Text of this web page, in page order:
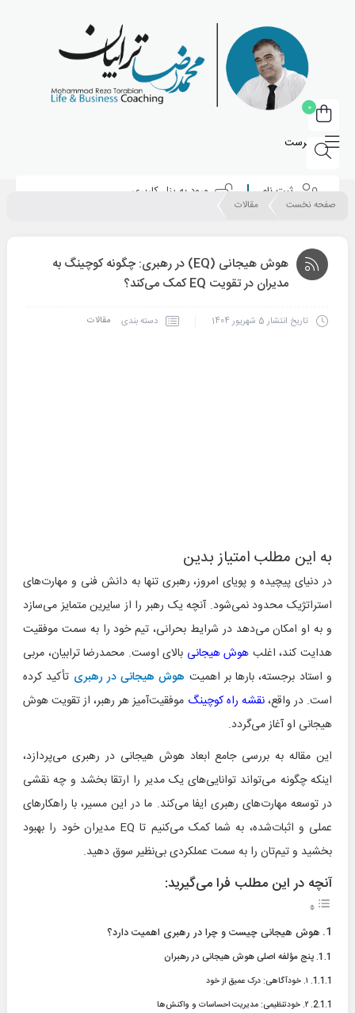
فهرست
ثبت نام ورود به پنل کاربری
0
صفحه نخست مقالات
هوش هیجانی (EQ) در رهبری: چگونه کوچینگ به
مدیران در تقویت EQ کمک می‌کند؟
تاریخ انتشار5 شهریور 1404 دسته بندی مقالات
به این مطلب امتیاز بدین
در دنیای پیچیده و پویای امروز، رهبری تنها به دانش فنی و مهارت‌های
استراتژیک محدود نمی‌شود. آنچه یک رهبر را از سایرین متمایز می‌سازد
و به او امکان می‌دهد در شرایط بحرانی، تیم خود را به سمت موفقیت
هدایت کند، اغلب هوش هیجانی بالای اوست. محمدرضا ترابیان، مربی
و استاد برجسته، بارها بر اهمیت هوش هیجانی در رهبری تأکید کرده
است. در واقع،نقشه راه کوچینگ موفقیت‌آمیز هر رهبر، از تقویت هوش
هیجانی او آغاز می‌گردد.
این مقاله به بررسی جامع ابعاد هوش هیجانی در رهبری می‌پردازد،
اینکه چگونه می‌تواند توانایی‌های یک مدیر را ارتقا بخشد و چه نقشی
در توسعه مهارت‌های رهبری ایفا می‌کند. ما در این مسیر، با راهکارهای
عملی و اثبات‌شده، به شما کمک می‌کنیم تا EQ مدیران خود را بهبود
بخشید و تیم‌تان را به سمت عملکردی بی‌نظیر سوق دهید.
آنچه در این مطلب فرا می‌گیرید:
هوش هیجانی چیست و چرا در رهبری اهمیت دارد؟
پنج مؤلفه اصلی هوش هیجانی در رهبران
۱. خودآگاهی: درک عمیق از خود
۲. خودتنظیمی: مدیریت احساسات و واکنش‌ها